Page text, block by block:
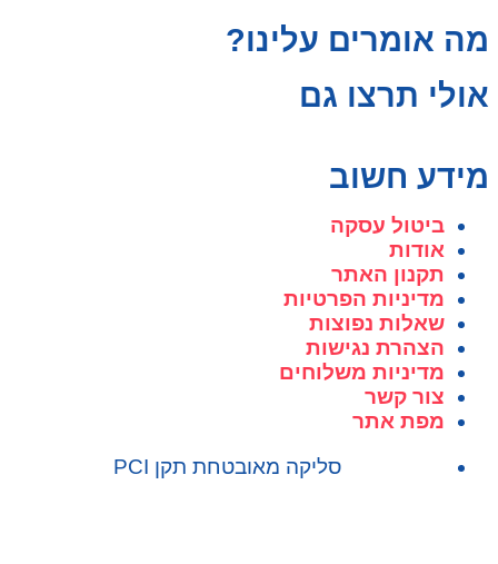
מה אומרים עלינו?
אולי תרצו גם
מידע חשוב
ביטול עסקה
אודות
תקנון האתר
מדיניות הפרטיות
שאלות נפוצות
הצהרת נגישות
מדיניות משלוחים
צור קשר
מפת אתר
סליקה מאובטחת תקן PCI